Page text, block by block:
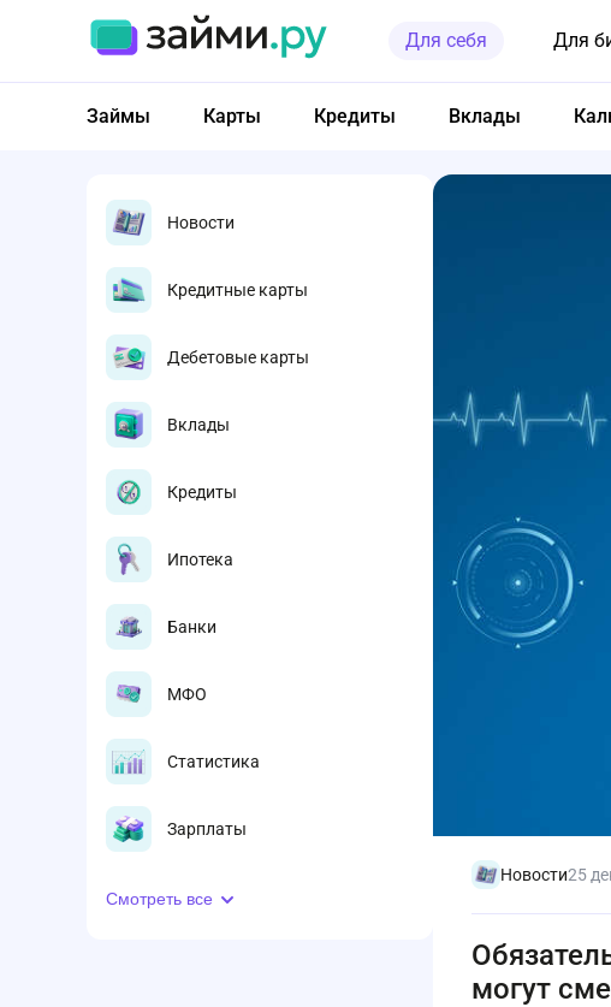
Для себя Для
Займы Карты Кредиты Вклады
Новости
Кредитные карты
Дебетовые карты
Вклады
Кредиты
Ипотека
Банки
МФО
Статистика
Зарплаты
Смотреть все
Новости25
могут